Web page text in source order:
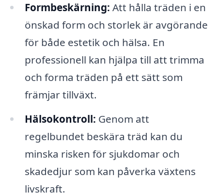
Formbeskärning: Att hålla träden i en
önskad form och storlek är avgörande
för både estetik och hälsa. En
professionell kan hjälpa till att trimma
och forma träden på ett sätt som
främjar tillväxt.
Hälsokontroll: Genom att
regelbundet beskära träd kan du
minska risken för sjukdomar och
skadedjur som kan påverka växtens
livskraft.